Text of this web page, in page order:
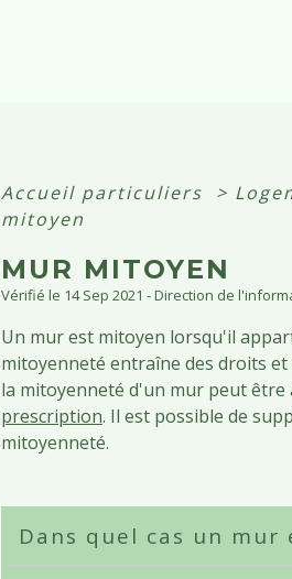
Accueil particuliers >
mitoyen
MUR MITOYEN
Vérifié le 14 Sep 2021 - Direction de
Un mur est mitoyen lorsqu'il
mitoyenneté entraîne des droits
la mitoyenneté d'un mur peut
prescription. Il est possible de
mitoyenneté.
Dans quel cas un